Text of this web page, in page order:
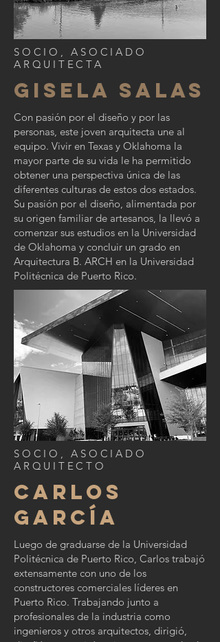
gisela SAlas
Con pasión por el diseño y por las
personas, este joven arquitecta une al
equipo. Vivir en Texas y Oklahoma la
mayor parte de su vida le ha permitido
obtener una perspectiva única de las
diferentes culturas de estos dos estados.
Su pasión por el diseño, alimentada por
su origen familiar de artesanos, la llevó a
comenzar sus estudios en la Universidad
de Oklahoma y concluir un grado en
Arquitectura B. ARCH en la Universidad
Politécnica de Puerto Rico.
SOCIO, ASOCIADO
ARQUITECTA
CARLOS
GARCÍA
Luego de graduarse de la Universidad
Politécnica de Puerto Rico, Carlos trabajó
extensamente con uno de los
constructores comerciales líderes en
Puerto Rico. Trabajando junto a
profesionales de la industria como
ingenieros y otros arquitectos, dirigió,
SOCIO, ASOCIADO
ARQUITECTO